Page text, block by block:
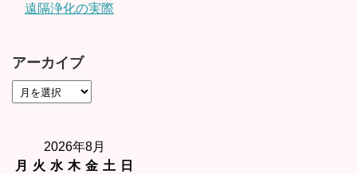
遠隔浄化の実際
アーカイブ
2026年8月
月
火 水 木 金 土
日